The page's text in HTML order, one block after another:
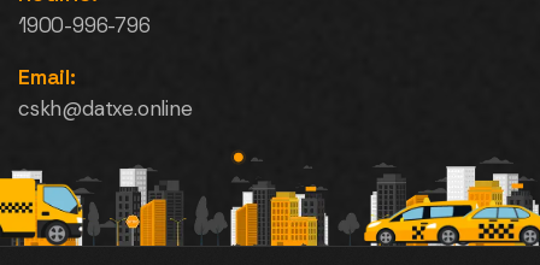
1900-996-796
Email:
cskh@datxe.online